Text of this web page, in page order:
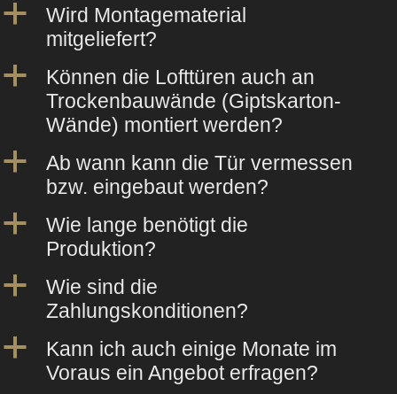
a
Wird Montagematerial
mitgeliefert?
a
Können die Lofttüren auch an
Trockenbauwände (Giptskarton-
Wände) montiert werden?
a
Ab wann kann die Tür vermessen
bzw. eingebaut werden?
a
Wie lange benötigt die
Produktion?
a
Wie sind die
Zahlungskonditionen?
a
Kann ich auch einige Monate im
Voraus ein Angebot erfragen?